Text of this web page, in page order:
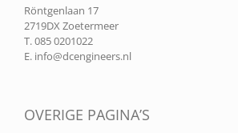
Röntgenlaan 17
2719DX Zoetermeer
T. 085 0201022
E. info@dcengineers.nl
OVERIGE PAGINA’S